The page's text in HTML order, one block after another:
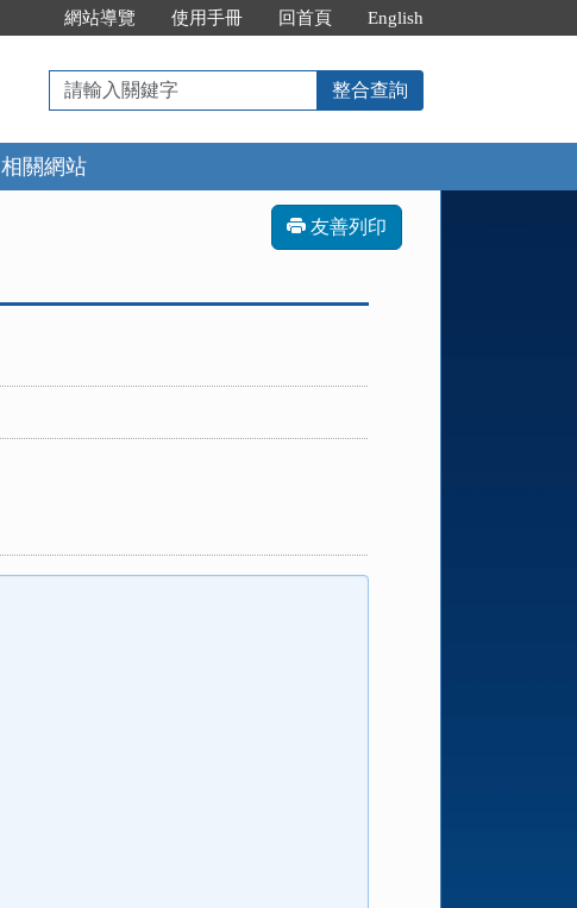
網站導覽 使用手冊 回首頁 English
請
輸
入
關
鍵
整合查詢
相關網站
友善列印